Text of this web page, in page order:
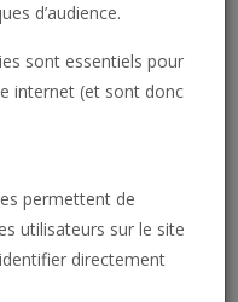
d’audience.
sont essentiels pour
internet (et sont donc
permettent de
utilisateurs sur le site
directement